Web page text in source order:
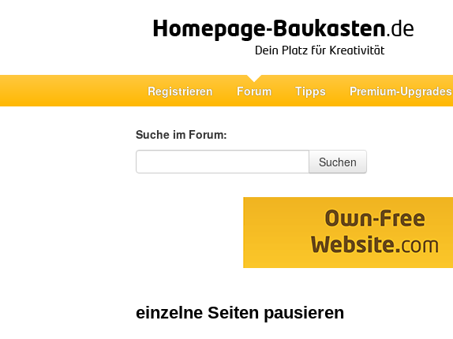
Registrieren Forum Tipps Premium-Upgrades
Suche im Forum:
Suche im Forum
Suchen
einzelne Seiten pausieren